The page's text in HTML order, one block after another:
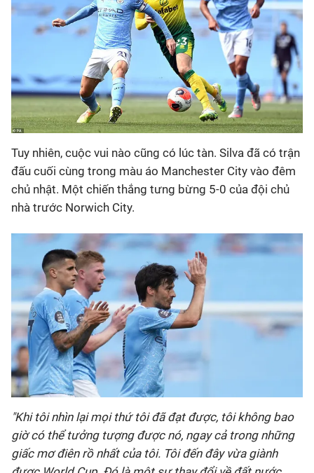
Tuy nhiên, cuộc vui nào cũng có lúc tàn. Silva đã có trận
đấu cuối cùng trong màu áo Manchester City vào đêm
chủ nhật. Một chiến thắng tưng bừng 5-0 của đội chủ
nhà trước Norwich City.
"Khi tôi nhìn lại mọi thứ tôi đã đạt được, tôi không bao
giờ có thể tưởng tượng được nó, ngay cả trong những
giấc mơ điên rồ nhất của tôi. Tôi đến đây vừa giành